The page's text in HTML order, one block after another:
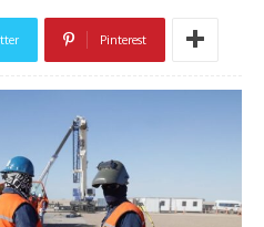
Pinterest